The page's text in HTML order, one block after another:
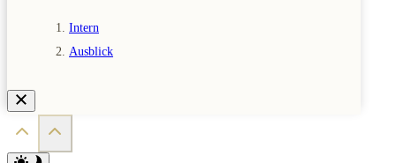
Intern
Ausblick